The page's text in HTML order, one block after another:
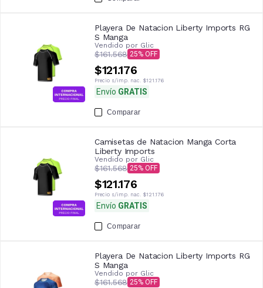
Playera De Natacion Liberty Imports RG
S Manga
Vendido por Glic
$161.568 25
$121.176
Precio s/imp. nac. $121.176
Envío GRATIS
Comparar
Camisetas de Natacion Manga Corta
Liberty Imports
Vendido por Glic
$161.568 25
$121.176
Precio s/imp. nac. $121.176
Envío GRATIS
Comparar
Playera De Natacion Liberty Imports RG
S Manga
Vendido por Glic
$161.568 25